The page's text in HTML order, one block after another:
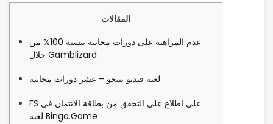
المقالات
عدم المراهنة على دورات مجانية بنسبة 100% من
خلال Gamblizard
لعبة فيديو بينجو – عشر دورات مجانية
FS على اطلاع على التحقق من بطاقة الائتمان في
لعبة Bingo.Game